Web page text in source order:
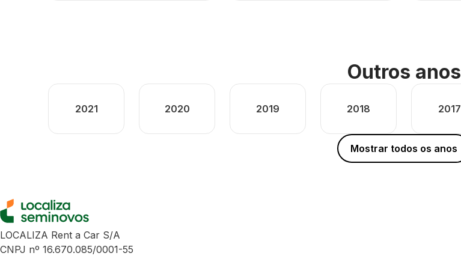
Outros anos
2021 2020 2019 2018 2017
Mostrar todos os anos
LOCALIZA Rent a Car S/A
CNPJ nº 16.670.085/0001-55